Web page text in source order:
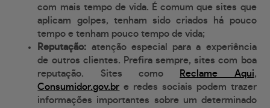
com mais tempo de vida. É comum que sites que
aplicam golpes, tenham sido criados há pouco
tempo e tenham pouco tempo de vida;
Reputação: atenção especial para a experiência
de outros clientes. Prefira sempre, sites com boa
reputação. Sites como
Reclame Aqui,
Consumidor.gov.br e redes sociais podem trazer
informações importantes sobre um determinado